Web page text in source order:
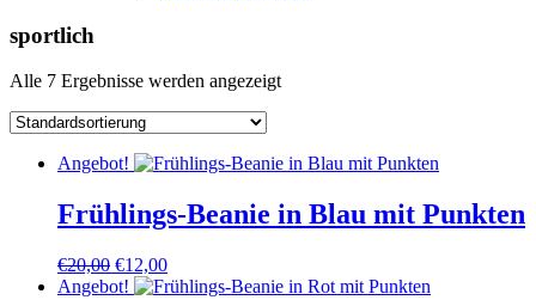
sportlich
Alle 7 Ergebnisse werden angezeigt
Angebot!
Frühlings-Beanie in Blau mit Punkten
€20,00 Ursprünglicher
Preis
€12,00Aktueller
Preis
Angebot!